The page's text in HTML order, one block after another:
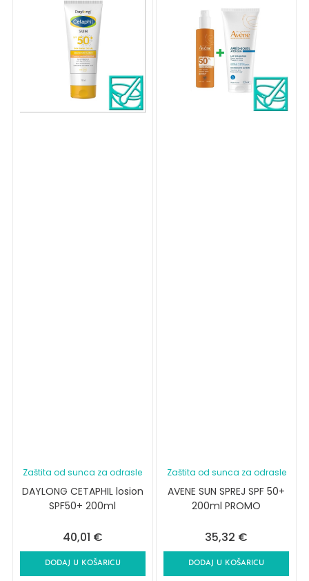
Zaštita od sunca za odrasle
DAYLONG CETAPHIL losion
SPF50+ 200ml
40,01 €
DODAJ U KOŠARICU
Zaštita od sunca za odrasle
AVENE SUN SPREJ SPF 50+
200ml PROMO
35,32 €
DODAJ U KOŠARICU